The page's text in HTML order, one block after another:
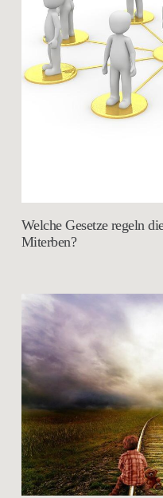
Welche Gesetze regeln
Miterben?